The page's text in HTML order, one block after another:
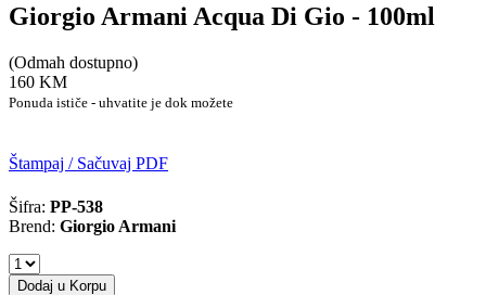
Giorgio Armani Acqua Di Gio - 100ml
(Odmah dostupno)
160 KM
Ponuda ističe - uhvatite je dok možete
Štampaj / Sačuvaj PDF
Šifra: PP-538
Brend: Giorgio Armani
Dodaj u Korpu